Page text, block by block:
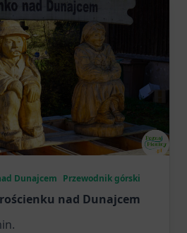
Dunajcem Przewodnik górski
nad Dunajcem